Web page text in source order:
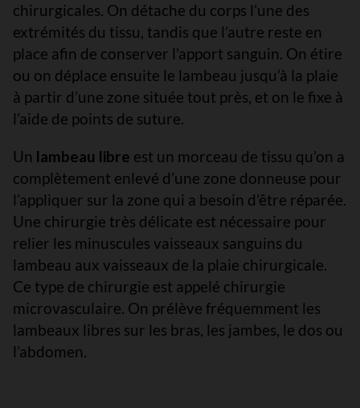
chirurgicales. On détache du corps l’une des
extrémités du tissu, tandis que l’autre reste en
place afin de conserver l’apport sanguin. On étire
ou on déplace ensuite le lambeau jusqu’à la plaie
à partir d’une zone située tout près, et on le fixe à
l’aide de points de suture.
Un lambeau libre est un morceau de tissu qu’on a
complètement enlevé d’une zone donneuse pour
l’appliquer sur la zone qui a besoin d’être réparée.
Une chirurgie très délicate est nécessaire pour
relier les minuscules vaisseaux sanguins du
lambeau aux vaisseaux de la plaie chirurgicale.
Ce type de chirurgie est appelé chirurgie
microvasculaire. On prélève fréquemment les
lambeaux libres sur les bras, les jambes, le dos ou
l’abdomen.